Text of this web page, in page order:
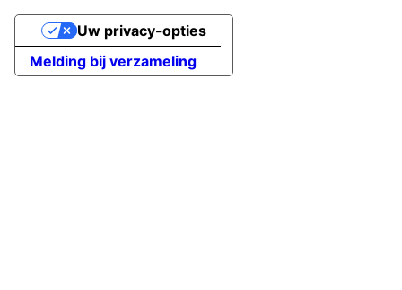
Melding bij verzameling
Uw privacy-opties